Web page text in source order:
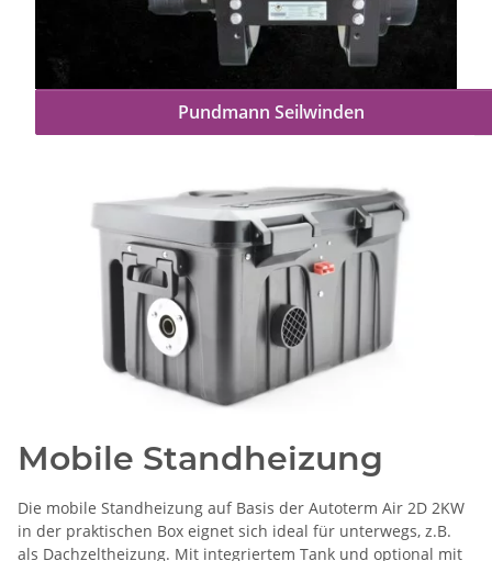
Pundmann Seilwinden
Mobile Standheizung
Die mobile Standheizung auf Basis der Autoterm Air 2D 2KW
in der praktischen Box eignet sich ideal für unterwegs, z.B.
als Dachzeltheizung. Mit integriertem Tank und optional mit